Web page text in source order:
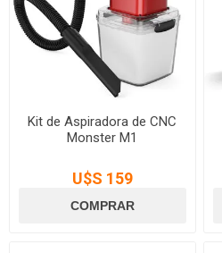
Kit de Aspiradora de CNC
Monster M1
U$S 159